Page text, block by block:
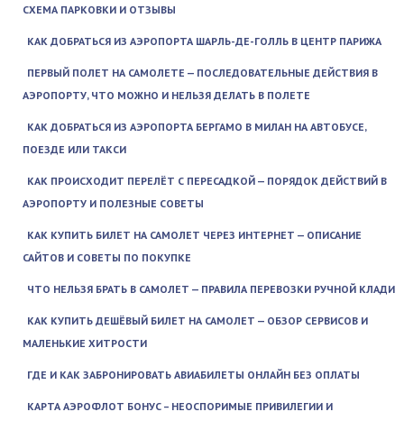
СХЕМА ПАРКОВКИ И ОТЗЫВЫ
КАК ДОБРАТЬСЯ ИЗ АЭРОПОРТА ШАРЛЬ-ДЕ-ГОЛЛЬ В ЦЕНТР ПАРИЖА
ПЕРВЫЙ ПОЛЕТ НА САМОЛЕТЕ — ПОСЛЕДОВАТЕЛЬНЫЕ ДЕЙСТВИЯ В
АЭРОПОРТУ, ЧТО МОЖНО И НЕЛЬЗЯ ДЕЛАТЬ В ПОЛЕТЕ
КАК ДОБРАТЬСЯ ИЗ АЭРОПОРТА БЕРГАМО В МИЛАН НА АВТОБУСЕ,
ПОЕЗДЕ ИЛИ ТАКСИ
КАК ПРОИСХОДИТ ПЕРЕЛЁТ С ПЕРЕСАДКОЙ — ПОРЯДОК ДЕЙСТВИЙ В
АЭРОПОРТУ И ПОЛЕЗНЫЕ СОВЕТЫ
КАК КУПИТЬ БИЛЕТ НА САМОЛЕТ ЧЕРЕЗ ИНТЕРНЕТ — ОПИСАНИЕ
САЙТОВ И СОВЕТЫ ПО ПОКУПКЕ
ЧТО НЕЛЬЗЯ БРАТЬ В САМОЛЕТ — ПРАВИЛА ПЕРЕВОЗКИ РУЧНОЙ КЛАДИ
КАК КУПИТЬ ДЕШЁВЫЙ БИЛЕТ НА САМОЛЕТ — ОБЗОР СЕРВИСОВ И
МАЛЕНЬКИЕ ХИТРОСТИ
ГДЕ И КАК ЗАБРОНИРОВАТЬ АВИАБИЛЕТЫ ОНЛАЙН БЕЗ ОПЛАТЫ
КАРТА АЭРОФЛОТ БОНУС – НЕОСПОРИМЫЕ ПРИВИЛЕГИИ И